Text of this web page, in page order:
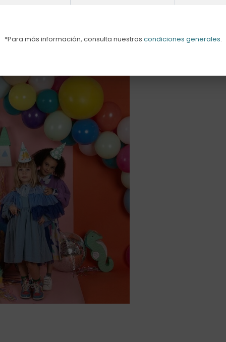
*Para más información, consulta nuestras condiciones generales.